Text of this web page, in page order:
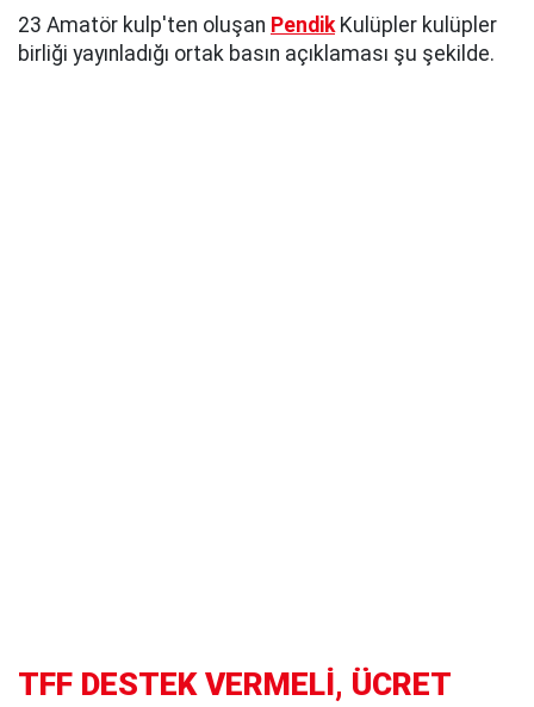
23 Amatör kulp'ten oluşan Pendik Kulüpler kulüpler
birliği yayınladığı ortak basın açıklaması şu şekilde.
TFF DESTEK VERMELİ, ÜCRET